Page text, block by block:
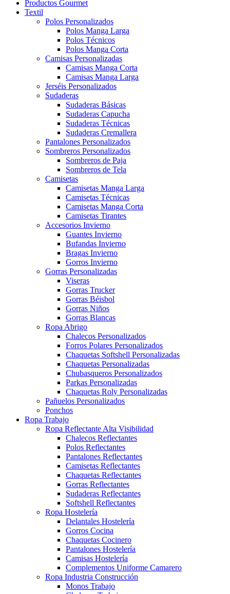
Productos Gourmet
Textil
Polos Personalizados
Polos Manga Larga
Polos Técnicos
Polos Manga Corta
Camisas Personalizadas
Camisas Manga Corta
Camisas Manga Larga
Jerséis Personalizados
Sudaderas
Sudaderas Básicas
Sudaderas Capucha
Sudaderas Técnicas
Sudaderas Cremallera
Pantalones Personalizados
Sombreros Personalizados
Sombreros de Paja
Sombreros de Tela
Camisetas
Camisetas Manga Larga
Camisetas Técnicas
Camisetas Manga Corta
Camisetas Tirantes
Accesorios Invierno
Guantes Invierno
Bufandas Invierno
Bragas Invierno
Gorros Invierno
Gorras Personalizadas
Viseras
Gorras Trucker
Gorras Béisbol
Gorras Niños
Gorras Blancas
Ropa Abrigo
Chalecos Personalizados
Forros Polares Personalizados
Chaquetas Softshell Personalizadas
Chaquetas Personalizadas
Chubasqueros Personalizados
Parkas Personalizadas
Chaquetas Roly Personalizadas
Pañuelos Personalizados
Ponchos
Ropa Trabajo
Ropa Reflectante Alta Visibilidad
Chalecos Reflectantes
Polos Reflectantes
Pantalones Reflectantes
Camisetas Reflectantes
Chaquetas Reflectantes
Gorras Reflectantes
Sudaderas Reflectantes
Softshell Reflectantes
Ropa Hostelería
Delantales Hostelería
Gorros Cocina
Chaquetas Cocinero
Pantalones Hostelería
Camisas Hostelería
Complementos Uniforme Camarero
Ropa Industria Construcción
Monos Trabajo